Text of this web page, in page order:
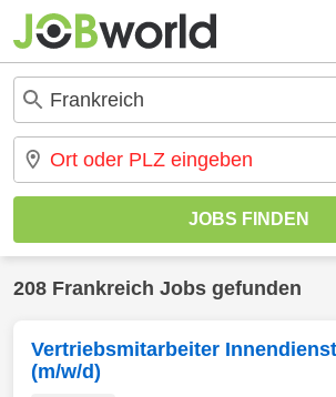
208 Frankreich Jobs gefunden
Vertriebsmitarbeiter
(m/w/d)